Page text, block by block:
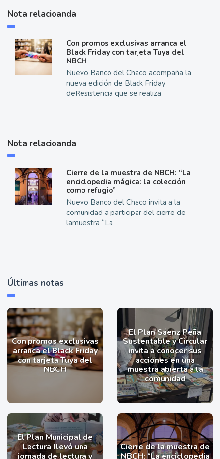
Nota relacioanda
Con promos exclusivas arranca el
Black Friday con tarjeta Tuya del
NBCH
Nuevo Banco del Chaco acompaña la
nueva edición de Black Friday
deResistencia que se realiza
Nota relacioanda
Cierre de la muestra de NBCH: “La
enciclopedia mágica: la colección
como refugio”
Nuevo Banco del Chaco invita a la
comunidad a participar del cierre de
lamuestra “La
Últimas notas
Con promos exclusivas
arranca el Black Friday
con tarjeta Tuya del
NBCH
El Plan Sáenz Peña
Sustentable y Circular
invita a conocer sus
acciones en una
muestra abierta a la
comunidad
El Plan Municipal de
Lectura llevó una
jornada de lectura y
Cierre de la muestra de
NBCH: “La enciclopedia